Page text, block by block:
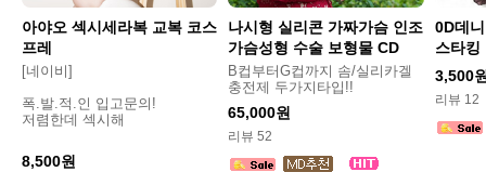
아야오 섹시세라복 교복 코스
프레
[네이비]
폭.발.적.인 입고문의!
저렴한데 섹시해
8,500원
나시형 실리콘 가짜가슴 인조
가슴성형 수술 보형물 CD
B컵부터G컵까지 솜/실리카겔
충전제 두가지타입!!
65,000원
리뷰 52
0D데
스타킹
3,500
리뷰 12